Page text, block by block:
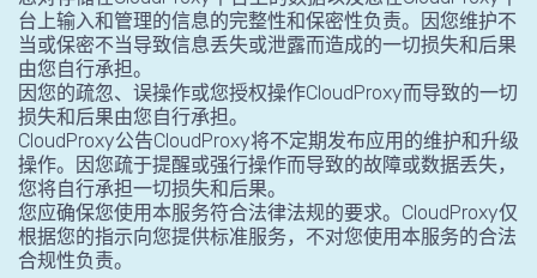
台上输入和管理的信息的完整性和保密性负责。因您维护不
当或保密不当导致信息丢失或泄露而造成的一切损失和后果
由您自行承担。
因您的疏忽、误操作或您授权操作CloudProxy而导致的一切
损失和后果由您自行承担。
CloudProxy公告CloudProxy将不定期发布应用的维护和升级
操作。因您疏于提醒或强行操作而导致的故障或数据丢失，
您将自行承担一切损失和后果。
您应确保您使用本服务符合法律法规的要求。CloudProxy仅
根据您的指示向您提供标准服务，不对您使用本服务的合法
合规性负责。